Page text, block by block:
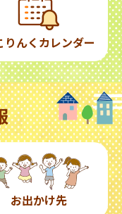
りんくカレンダー
お出かけ先